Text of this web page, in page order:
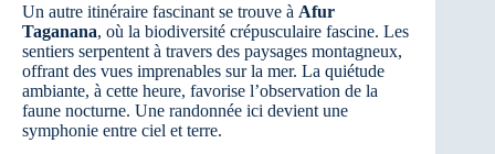
Un autre itinéraire fascinant se trouve à Afur
Taganana, où la biodiversité crépusculaire fascine. Les
sentiers serpentent à travers des paysages montagneux,
offrant des vues imprenables sur la mer. La quiétude
ambiante, à cette heure, favorise l’observation de la
faune nocturne. Une randonnée ici devient une
symphonie entre ciel et terre.